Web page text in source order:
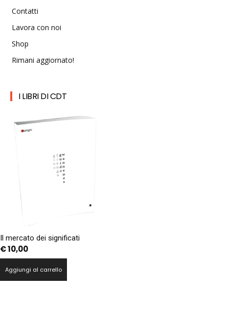
Contatti
Lavora con noi
Shop
Rimani aggiornato!
I LIBRI DI CDT
Il mercato dei significati
€10,00
Aggiungi al carrello